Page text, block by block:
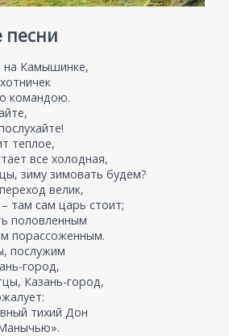
песни
на Камышинке,
командою.
теплое,
все холодная,
зиму зимовать будем?
велик,
там сам царь стоит;
половленным
порассоженным.
послужим
город,
Казань-город,
тихий Дон